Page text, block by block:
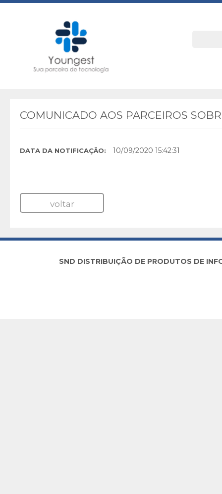
COMUNICADO AOS PARCEIROS
DATA DA NOTIFICAÇÃO: 10/09/2020 15:42:31
voltar
SND DISTRIBUIÇÃO DE PRODUTOS DE